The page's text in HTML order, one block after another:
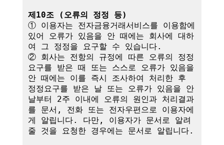
제10조 (오류의 정정 등)
① 이용자는 전자금융거래서비스를 이용함에
있어 오류가 있음을 안 때에는 회사에 대하
여 그 정정을 요구할 수 있습니다.
② 회사는 전항의 규정에 따른 오류의 정정
요구를 받은 때 또는 스스로 오류가 있음을
안 때에는 이를 즉시 조사하여 처리한 후
정정요구를 받은 날 또는 오류가 있음을 안
날부터 2주 이내에 오류의 원인과 처리결과
를 문서, 전화 또는 전자우편으로 이용자에
게 알립니다. 다만, 이용자가 문서로 알려
줄 것을 요청한 경우에는 문서로 알립니다.